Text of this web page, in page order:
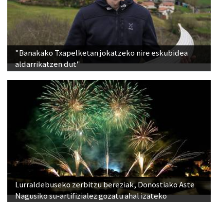
"Banakako Txapelketan jokatzeko nire eskubidea
aldarrikatzen dut"
Lurraldebuseko zerbitzu bereziak, Donostiako Aste
Nagusiko su-artifizialez gozatu ahal izateko